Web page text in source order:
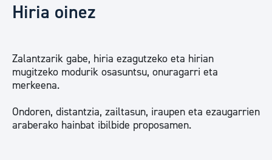
Hiria oinez
Zalantzarik gabe, hiria ezagutzeko eta hirian
mugitzeko modurik osasuntsu, onuragarri eta
merkeena.
Ondoren, distantzia, zailtasun, iraupen eta ezaugarrien
araberako hainbat ibilbide proposamen.